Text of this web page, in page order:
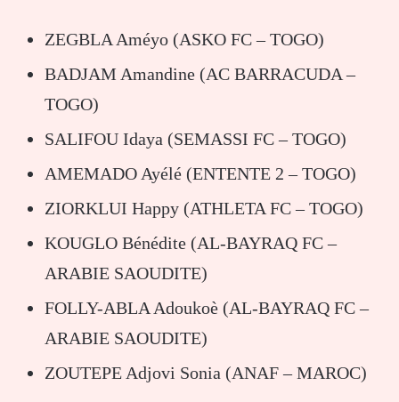
ZEGBLA Améyo (ASKO FC – TOGO)
BADJAM Amandine (AC BARRACUDA –
TOGO)
SALIFOU Idaya (SEMASSI FC – TOGO)
AMEMADO Ayélé (ENTENTE 2 – TOGO)
ZIORKLUI Happy (ATHLETA FC – TOGO)
KOUGLO Bénédite (AL-BAYRAQ FC –
ARABIE SAOUDITE)
FOLLY-ABLA Adoukoè (AL-BAYRAQ FC –
ARABIE SAOUDITE)
ZOUTEPE Adjovi Sonia (ANAF – MAROC)